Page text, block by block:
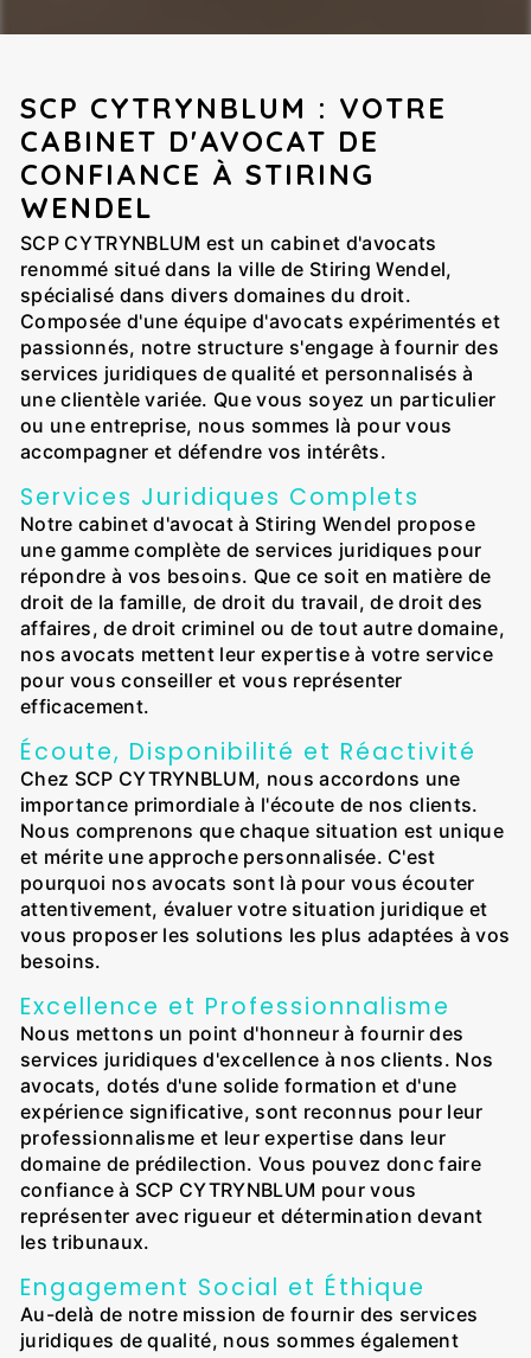
SCP CYTRYNBLUM : VOTRE
CABINET D'AVOCAT DE
CONFIANCE À STIRING
WENDEL
SCP CYTRYNBLUM est un cabinet d'avocats
renommé situé dans la ville de Stiring Wendel,
spécialisé dans divers domaines du droit.
Composée d'une équipe d'avocats expérimentés et
passionnés, notre structure s'engage à fournir des
services juridiques de qualité et personnalisés à
une clientèle variée. Que vous soyez un particulier
ou une entreprise, nous sommes là pour vous
accompagner et défendre vos intérêts.
Services Juridiques Complets
Notre cabinet d'avocat à Stiring Wendel propose
une gamme complète de services juridiques pour
répondre à vos besoins. Que ce soit en matière de
droit de la famille, de droit du travail, de droit des
affaires, de droit criminel ou de tout autre domaine,
nos avocats mettent leur expertise à votre service
pour vous conseiller et vous représenter
efficacement.
Écoute, Disponibilité et Réactivité
Chez SCP CYTRYNBLUM, nous accordons une
importance primordiale à l'écoute de nos clients.
Nous comprenons que chaque situation est unique
et mérite une approche personnalisée. C'est
pourquoi nos avocats sont là pour vous écouter
attentivement, évaluer votre situation juridique et
vous proposer les solutions les plus adaptées à vos
besoins.
Excellence et Professionnalisme
Nous mettons un point d'honneur à fournir des
services juridiques d'excellence à nos clients. Nos
avocats, dotés d'une solide formation et d'une
expérience significative, sont reconnus pour leur
professionnalisme et leur expertise dans leur
domaine de prédilection. Vous pouvez donc faire
confiance à SCP CYTRYNBLUM pour vous
représenter avec rigueur et détermination devant
les tribunaux.
Engagement Social et Éthique
Au-delà de notre mission de fournir des services
juridiques de qualité, nous sommes également